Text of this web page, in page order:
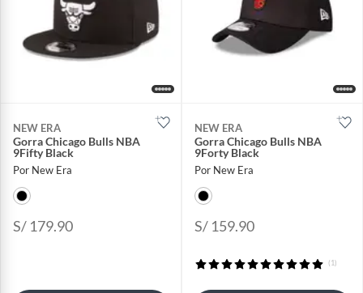
NEW ERA
Gorra Chicago Bulls NBA
9Fifty Black
Por New Era
S/ 179.90
NEW ERA
Gorra Chicago Bulls NBA
9Forty Black
Por New Era
S/ 159.90
(1)